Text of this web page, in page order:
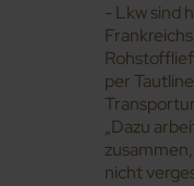
- Lkw sind
per
„Dazu
nicht